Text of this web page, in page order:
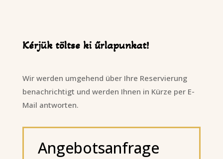
Kérjük töltse ki űrlapunkat!
Wir werden umgehend über Ihre Reservierung
benachrichtigt und werden Ihnen in Kürze per E-
Mail antworten.
Angebotsanfrage